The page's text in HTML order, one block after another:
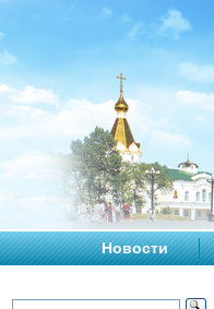
Новости